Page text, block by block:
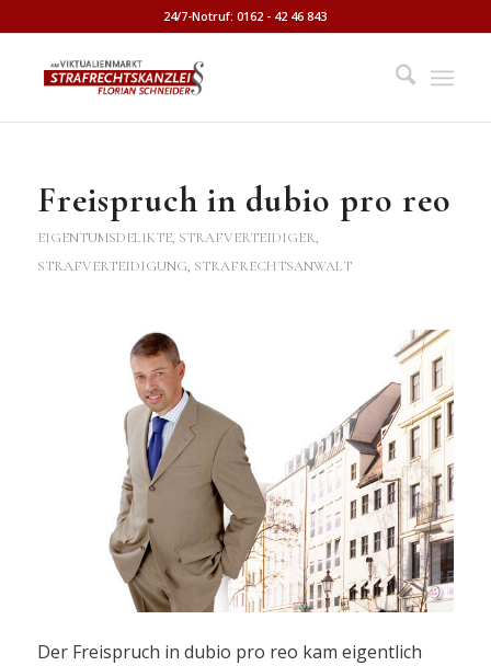
24/7-Notruf: 0162 - 42 46 843
Freispruch in dubio pro reo
EIGENTUMSDELIKTE, STRAFVERTEIDIGER,
STRAFVERTEIDIGUNG, STRAFRECHTSANWALT
Der Freispruch in dubio pro reo kam eigentlich